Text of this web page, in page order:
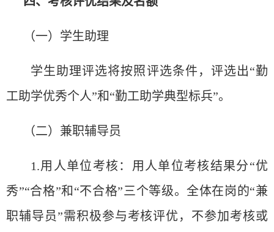
（一）学生助理
学生助理评选将按照评选条件， 评选出“勤
工助学优秀个人”和“勤工助学典型标兵”。
（二）兼职辅导员
1.用人单位考核：用人单位考核结果分“优
秀”“合格”和 “不合格”三个等级。全体在岗的“兼
职辅导员”需积极参与考核评优 ，不参加考核或